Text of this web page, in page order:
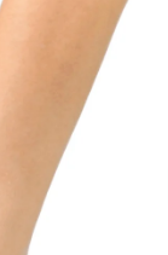
Lista de
Desejos